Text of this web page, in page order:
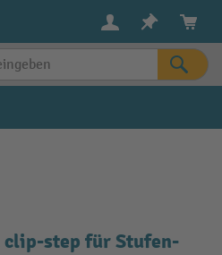
clip-step für Stufen-